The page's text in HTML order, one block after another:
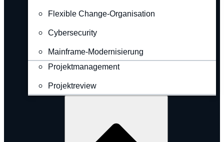
Flexible Change-Organisation
Cybersecurity
Mainframe-Modernisierung
Projektmanagement
Projektreview